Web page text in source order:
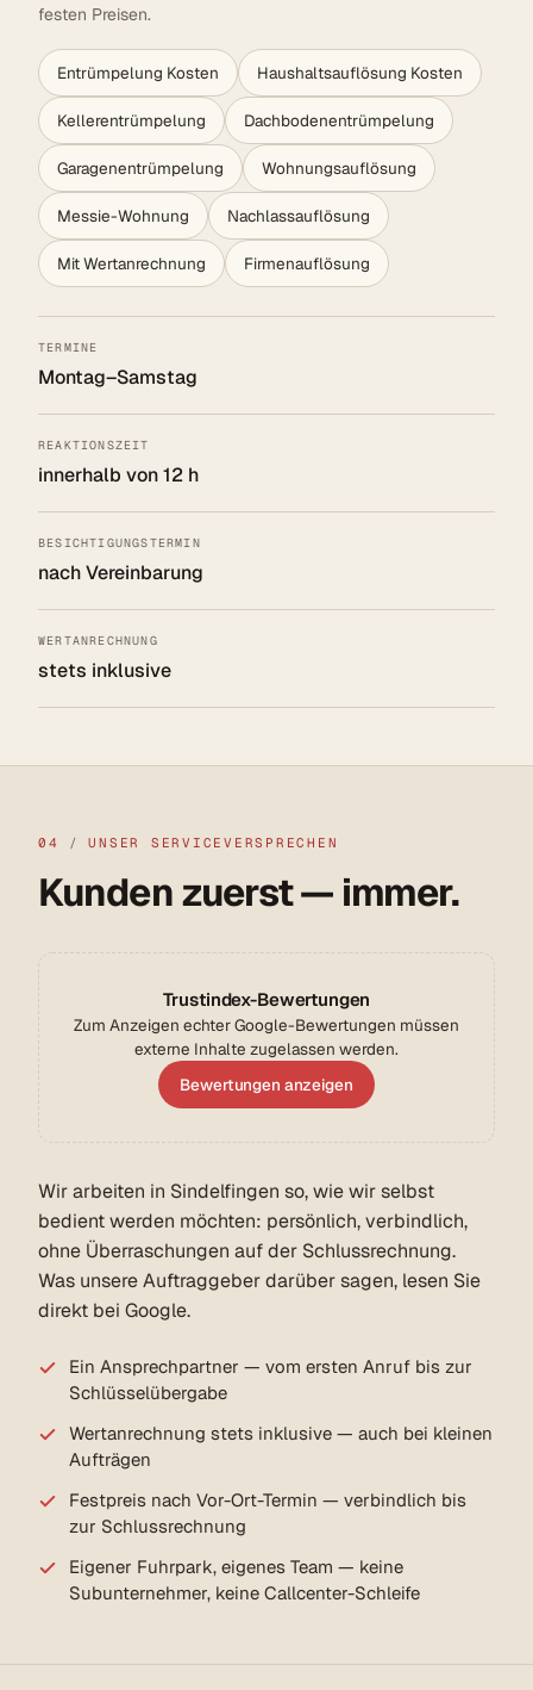
festen Preisen.
Entrümpelung Kosten Haushaltsauflösung Kosten
Kellerentrümpelung Dachbodenentrümpelung
Garagenentrümpelung Wohnungsauflösung
Messie-Wohnung Nachlassauflösung
Mit Wertanrechnung Firmenauflösung
TERMINE
Montag–Samstag
REAKTIONSZEIT
innerhalb von 12 h
BESICHTIGUNGSTERMIN
nach Vereinbarung
WERTANRECHNUNG
stets inklusive
04 / UNSER SERVICEVERSPRECHEN
Kunden zuerst — immer.
Trustindex-Bewertungen
Zum Anzeigen echter Google-Bewertungen müssen
externe Inhalte zugelassen werden.
Bewertungen anzeigen
Wir arbeiten in Sindelfingen so, wie wir selbst
bedient werden möchten: persönlich, verbindlich,
ohne Überraschungen auf der Schlussrechnung.
Was unsere Auftraggeber darüber sagen, lesen Sie
direkt bei Google.
Ein Ansprechpartner — vom ersten Anruf bis zur
Schlüsselübergabe
Wertanrechnung stets inklusive — auch bei kleinen
Aufträgen
Festpreis nach Vor-Ort-Termin — verbindlich bis
zur Schlussrechnung
Eigener Fuhrpark, eigenes Team — keine
Subunternehmer, keine Callcenter-Schleife